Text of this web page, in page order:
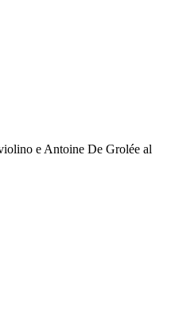
e Antoine De Grolée al